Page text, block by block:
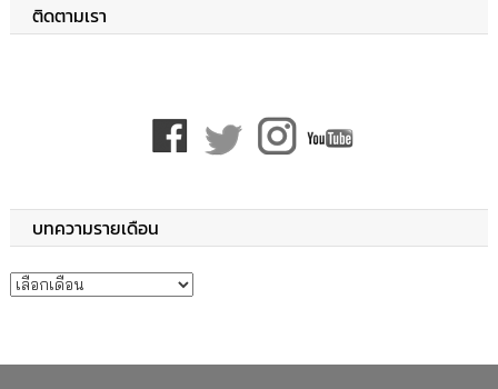
ติดตามเรา
บทความรายเดือน
บทความรายเดือน